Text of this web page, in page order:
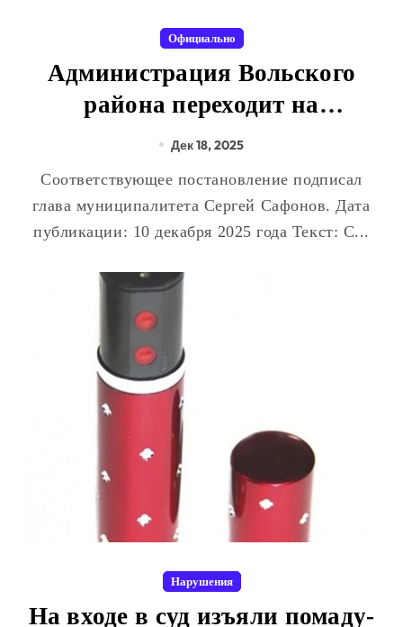
Официально
Администрация Вольского
района переходит на
отечественный мессенджер для
Дек 18, 2025
Соответствующее постановление подписал
глава муниципалитета Сергей Сафонов. Дата
публикации: 10 декабря 2025 года Текст: С...
Нарушения
На входе в суд изъяли помаду-